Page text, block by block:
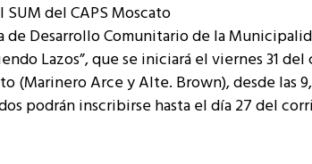
SUM del CAPS Moscato
de Desarrollo Comunitario de la
Lazos”, que se iniciará el viernes 31
(Marinero Arce y Alte. Brown), desde las
podrán inscribirse hasta el día 27 del